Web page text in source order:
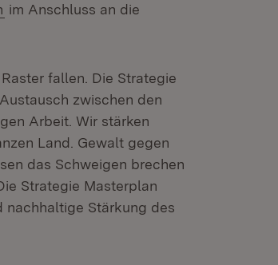
im Anschluss an die
fallen. Die Strategie
zwischen den
Arbeit. Wir stärken
Land. Gewalt gegen
das Schweigen brechen
Strategie Masterplan
nachhaltige Stärkung des